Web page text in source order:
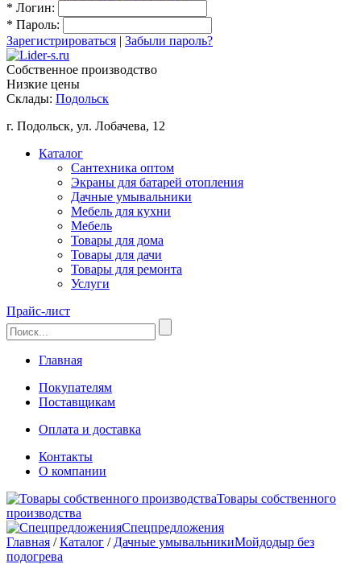
* Логин:
* Пароль:
Зарегистрироваться | Забыли пароль?
Собственное производство
Низкие цены
Склады: Подольск
г. Подольск, ул. Лобачева, 12
Каталог
Сантехника оптом
Экраны для батарей отопления
Дачные умывальники
Мебель для кухни
Мебель
Товары для дома
Товары для дачи
Товары для ремонта
Услуги
Прайс-лист
Главная
Покупателям
Поставщикам
Оплата и доставка
Контакты
О компании
Товары собственного
производства
Спецпредложения
Главная /Каталог / Дачные умывальникиМойдодыр без
подогрева